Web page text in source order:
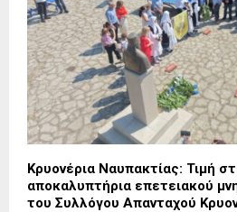
Κρυονέρια Ναυπακτίας: Τιμή
αποκαλυπτήρια επετειακού
του Συλλόγου Απανταχού